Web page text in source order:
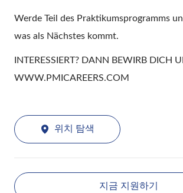
Werde Teil des Praktikumsprogramms
was als Nächstes kommt.
INTERESSIERT? DANN BEWIRB DICH
WWW.PMICAREERS.COM
위치 탐색
지금 지원하기